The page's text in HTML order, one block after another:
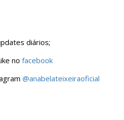
diários;
no facebook
@anabelateixeiraoficial